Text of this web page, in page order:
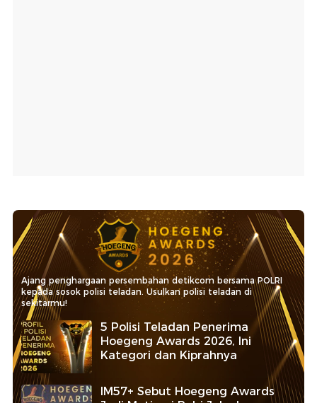
Ajang penghargaan persembahan detikcom bersama POLRI
kepada sosok polisi teladan. Usulkan polisi teladan di
sekitarmu!
5 Polisi Teladan Penerima
Hoegeng Awards 2026, Ini
Kategori dan Kiprahnya
IM57+ Sebut Hoegeng Awards